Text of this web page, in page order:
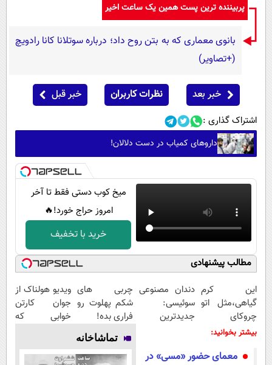
پربیننده ترین پست همین یک ساعت اخیر
بانوی معماری که به بتن روح داد؛ درباره سوتلانا کانا رادویچ
(+تصاویر)
خبر بعد نظرات کاربران خبر قبل
اشتراک گذاری :
داروهای کمیاب در دست دلالان!
میخ کوب دستی فقط تا آخر
امروز حراج خورد!🔥
خرید با تخفیف
مطالب پیشنهادی
این کرم
گیاهی،مثل اتو
چروکای
پوستتوصاف
دندان مصنوعی
سوئیسی:
جدیدترین
پرداخت قسطی
چربی های
شکم پهلوت رو
فراری بده!
ویدیو هولناک از
جوان کارتن
خوابی که
بیشتر بخوانید:
معمای حضور «مسی» در
تماشاخانه